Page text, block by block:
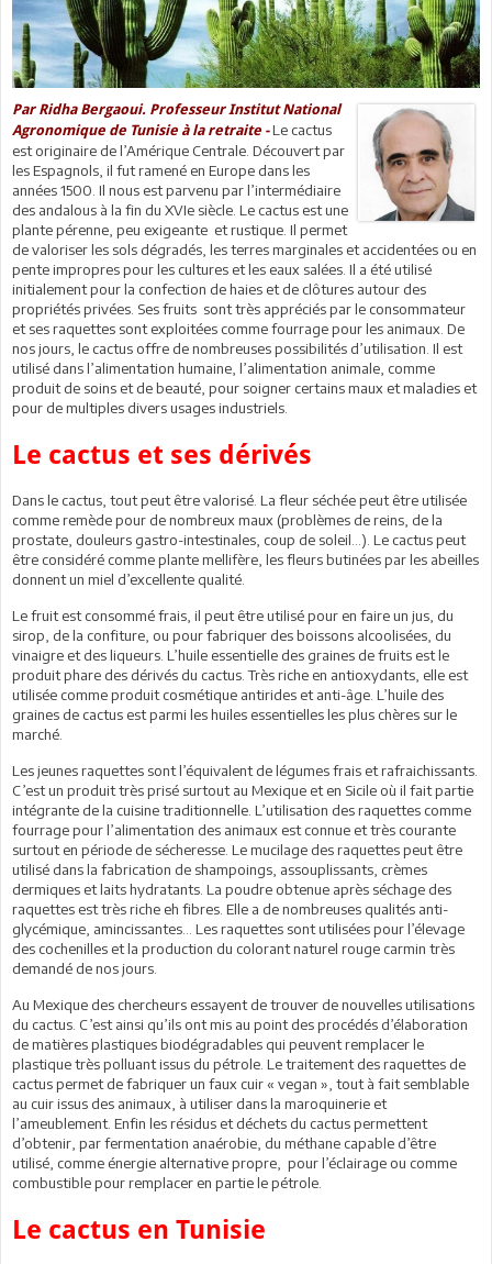
Par Ridha Bergaoui. Professeur Institut National
Agronomique de Tunisie à la retraite -Le cactus
est originaire de l’Amérique Centrale. Découvert par
les Espagnols, il fut ramené en Europe dans les
années 1500. Il nous est parvenu par l’intermédiaire
des andalous à la fin du XVIe siècle. Le cactus est une
plante pérenne, peu exigeante et rustique. Il permet
de valoriser les sols dégradés, les terres marginales et accidentées ou en
pente impropres pour les cultures et les eaux salées. Il a été utilisé
initialement pour la confection de haies et de clôtures autour des
propriétés privées. Ses fruits sont très appréciés par le consommateur
et ses raquettes sont exploitées comme fourrage pour les animaux. De
nos jours, le cactus offre de nombreuses possibilités d’utilisation. Il est
utilisé dans l’alimentation humaine, l’alimentation animale, comme
produit de soins et de beauté, pour soigner certains maux et maladies et
pour de multiples divers usages industriels.
Le cactus et ses dérivés
Dans le cactus, tout peut être valorisé. La fleur séchée peut être utilisée
comme remède pour de nombreux maux (problèmes de reins, de la
prostate, douleurs gastro-intestinales, coup de soleil…). Le cactus peut
être considéré comme plante mellifère, les fleurs butinées par les abeilles
donnent un miel d’excellente qualité.
Le fruit est consommé frais, il peut être utilisé pour en faire un jus, du
sirop, de la confiture, ou pour fabriquer des boissons alcoolisées, du
vinaigre et des liqueurs. L’huile essentielle des graines de fruits est le
produit phare des dérivés du cactus. Très riche en antioxydants, elle est
utilisée comme produit cosmétique antirides et anti-âge. L’huile des
graines de cactus est parmi les huiles essentielles les plus chères sur le
marché.
Les jeunes raquettes sont l’équivalent de légumes frais et rafraichissants.
C’est un produit très prisé surtout au Mexique et en Sicile où il fait partie
intégrante de la cuisine traditionnelle. L’utilisation des raquettes comme
fourrage pour l’alimentation des animaux est connue et très courante
surtout en période de sécheresse. Le mucilage des raquettes peut être
utilisé dans la fabrication de shampoings, assouplissants, crèmes
dermiques et laits hydratants. La poudre obtenue après séchage des
raquettes est très riche eh fibres. Elle a de nombreuses qualités anti-
glycémique, amincissantes… Les raquettes sont utilisées pour l’élevage
des cochenilles et la production du colorant naturel rouge carmin très
demandé de nos jours.
Au Mexique des chercheurs essayent de trouver de nouvelles utilisations
du cactus. C’est ainsi qu’ils ont mis au point des procédés d’élaboration
de matières plastiques biodégradables qui peuvent remplacer le
plastique très polluant issus du pétrole. Le traitement des raquettes de
cactus permet de fabriquer un faux cuir « vegan », tout à fait semblable
au cuir issus des animaux, à utiliser dans la maroquinerie et
l’ameublement. Enfin les résidus et déchets du cactus permettent
d’obtenir, par fermentation anaérobie, du méthane capable d’être
utilisé, comme énergie alternative propre, pour l’éclairage ou comme
combustible pour remplacer en partie le pétrole.
Le cactus en Tunisie